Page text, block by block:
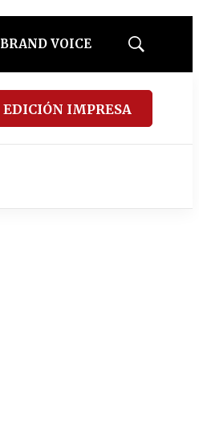
BRAND VOICE
Mostrar
EDICIÓN IMPRESA